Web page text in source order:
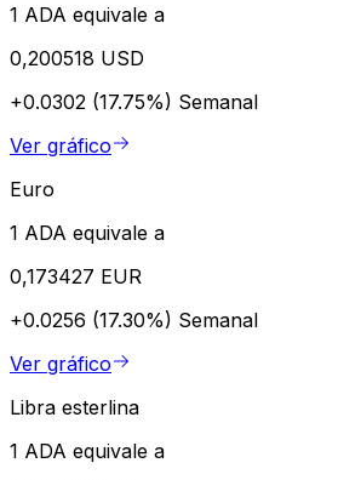
1 ADA equivale a
0,200518 USD
+0.0302 (17.75%) Semanal
Ver gráfico
Euro
1 ADA equivale a
0,173427 EUR
+0.0256 (17.30%) Semanal
Ver gráfico
Libra esterlina
1 ADA equivale a